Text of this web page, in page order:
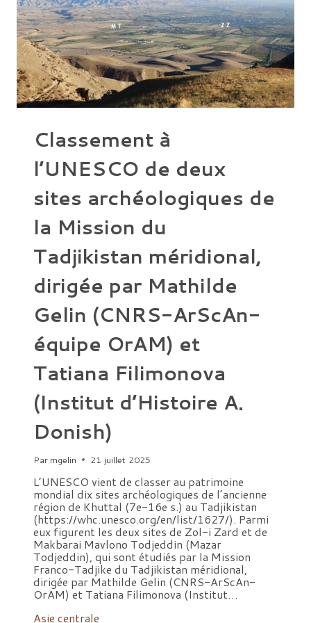
Classement à
l’UNESCO de deux
sites archéologiques de
la Mission du
Tadjikistan méridional,
dirigée par Mathilde
Gelin (CNRS-ArScAn-
équipe OrAM) et
Tatiana Filimonova
(Institut d’Histoire A.
Donish)
Par mgelin 21 juillet 2025
L’UNESCO vient de classer au patrimoine
mondial dix sites archéologiques de l’ancienne
région de Khuttal (7e-16e s.) au Tadjikistan
(https://whc.unesco.org/en/list/1627/). Parmi
eux figurent les deux sites de Zol-i Zard et de
Makbarai Mavlono Todjeddin (Mazar
Todjeddin), qui sont étudiés par la Mission
Franco-Tadjike du Tadjikistan méridional,
dirigée par Mathilde Gelin (CNRS-ArScAn-
OrAM) et Tatiana Filimonova (Institut…
Asie centrale